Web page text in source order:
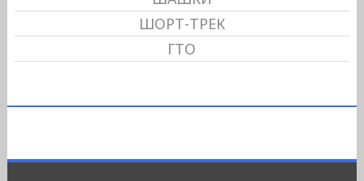
ШОРТ-ТРЕК
ГТО